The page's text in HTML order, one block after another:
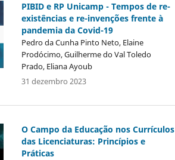
PIBID e RP Unicamp - Tempos de re-
existências e re-invenções frente à
pandemia da Covid-19
Pedro da Cunha Pinto Neto, Elaine
Prodócimo, Guilherme do Val Toledo
Prado, Eliana Ayoub
31 dezembro 2023
O Campo da Educação nos Currículos
das Licenciaturas: Princípios e
Práticas